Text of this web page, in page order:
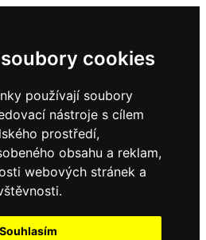
cookies
používají soubory
nástroje s cílem
prostředí,
obsahu a reklam,
webových stránek a
Souhlasím